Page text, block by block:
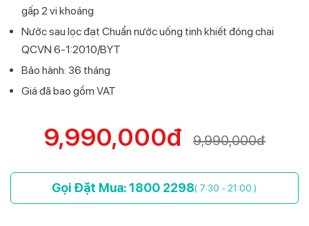
gấp 2 vi khoáng
Nước sau lọc đạt Chuẩn nước uống tinh khiết đóng chai
QCVN 6-1:2010/BYT
Bảo hành: 36 tháng
Giá đã bao gồm VAT
9,990,000đ 9,990,000đ
Gọi Đặt Mua: 1800 2298( 7:30 - 21:00 )